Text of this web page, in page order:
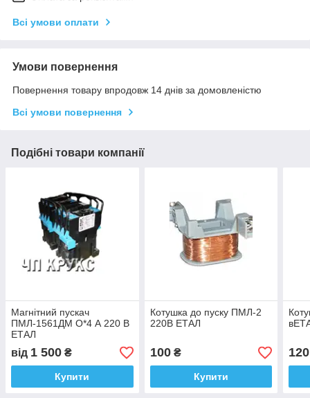
Всі умови оплати
Умови повернення
Повернення товару впродовж 14 днів за домовленістю
Всі умови повернення
Подібні товари компанії
Магнітний пускач
ПМЛ-1561ДМ О*4 А 220 В
ЕТАЛ
від 1 500 ₴
Купити
Котушка до пуску ПМЛ-2
220В ЕТАЛ
100₴
Купити
120